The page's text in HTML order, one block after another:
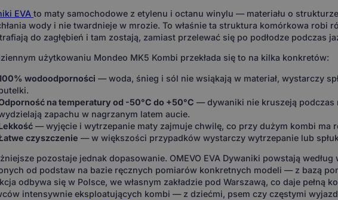
EVAto maty samochodowe z etylenu i octanu winylu — materiału o
wody i nie twardnieje w mrozie. To właśnie ta struktura komórkowa robi
do zagłębień i tam zostają, zamiast przelewać się po podłodze podczas
użytkowaniu Mondeo MK5 Kombi przekłada się to na kilka konkretów:
wodoodporności — woda, śnieg i sól nie wsiąkają w materiał, wystarczy
na temperatury od -50°C do +50°C — dywaniki nie kruszeją podczas
zapachu w nagrzanym latem aucie.
— wyjęcie i wytrzepanie maty zajmuje chwilę, co przy dużym kombi ma
czyszczenie — w większości przypadków wystarczy wytrzepanie lub
pozostaje jednak dopasowanie. OMEVO EVA Dywaniki powstają według
od podstaw na bazie ręcznych pomiarów konkretnych modeli — z bazą
odbywa się w Polsce, we własnym zakładzie pod Warszawą, co daje pełną
intensywnie eksploatujących kombi — z dziećmi, psem czy częstymi